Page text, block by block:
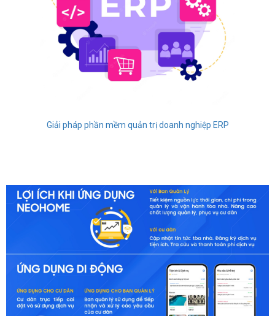
Giải pháp phần mềm quản trị doanh nghiệp ERP